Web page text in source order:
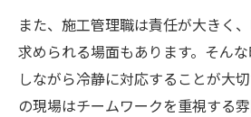
また、施工管理職は責任が大きく
求められる場面もあります。そん
しながら冷静に対応することが大
の現場はチームワークを重視する